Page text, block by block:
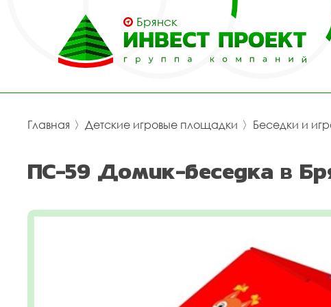
Брянск
Главная 〉 Детские игровые площадки 〉 Беседки и
ПС-59 Домик-беседка в